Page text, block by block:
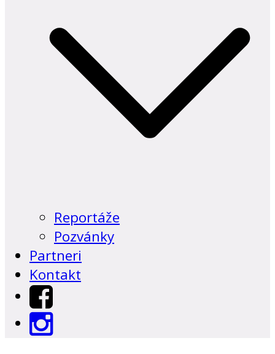
Reportáže
Pozvánky
Partneri
Kontakt